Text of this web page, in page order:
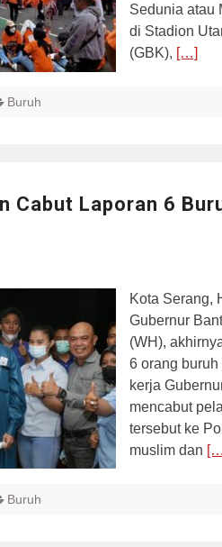
Sedunia atau
di Stadion
(GBK), […]
Buruh
Cabut Laporan 6
Kota Serang,
Gubernur
(WH),
6 orang
kerja
mencabut
tersebut ke
muslim dan
Buruh